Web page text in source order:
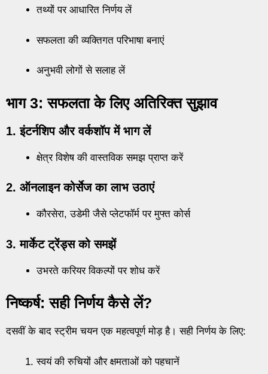
तथ्यों पर आधारित निर्णय लें
सफलता की व्यक्तिगत परिभाषा बनाएं
अनुभवी लोगों से सलाह लें
भाग 3: सफलता के लिए अतिरिक्त सुझाव
1. इंटर्नशिप और वर्कशॉप में भाग लें
क्षेत्र विशेष की वास्तविक समझ प्राप्त करें
2. ऑनलाइन कोर्सेज का लाभ उठाएं
कौरसेरा, उडेमी जैसे प्लेटफॉर्म पर मुफ्त कोर्स
3. मार्केट ट्रेंड्स को समझें
उभरते करियर विकल्पों पर शोध करें
निष्कर्ष: सही निर्णय कैसे लें?
दसवीं के बाद स्ट्रीम चयन एक महत्वपूर्ण मोड़ है। सही निर्णय के लिए:
स्वयं की रुचियों और क्षमताओं को पहचानें